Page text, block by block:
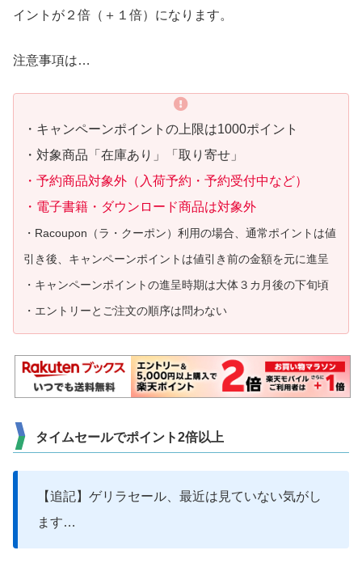
イントが２倍（＋１倍）になります。
注意事項は…
・キャンペーンポイントの上限は1000ポイント
・対象商品「在庫あり」「取り寄せ」
・予約商品対象外（入荷予約・予約受付中など）
・電子書籍・ダウンロード商品は対象外
・Racoupon（ラ・クーポン）利用の場合、通常ポイントは値
引き後、キャンペーンポイントは値引き前の金額を元に進呈
・キャンペーンポイントの進呈時期は大体３カ月後の下旬頃
・エントリーとご注文の順序は問わない
タイムセールでポイント2倍以上
【追記】ゲリラセール、最近は見ていない気がし
ます…